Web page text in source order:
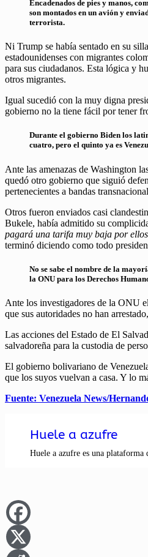
Encadenados de pies y manos,
son montados en un avión y
terrorista.
Ni Trump se había sentado en su
estadounidenses con migrantes
para sus ciudadanos. Esta lógica y
otros migrantes.
Igual sucedió con la muy digna
gobierno no la tiene fácil por tener
Durante el gobierno Biden los
cuatro, pero el quinto ya es
Ante las amenazas de Washington
quedó otro gobierno que siguió
pertenecientes a bandas
Otros fueron enviados casi
Bukele, había admitido su
pagará una tarifa muy baja por
terminó diciendo como todo
No se sabe el nombre de la
la ONU para los Derechos
Ante los investigadores de la ONU
que sus autoridades no han
Las acciones del Estado de El
salvadoreña para la custodia de
El gobierno bolivariano de
que los suyos vuelvan a casa. Y lo
Fuente: Venezuela News/
Huele a azufre
Huele a azufre es una